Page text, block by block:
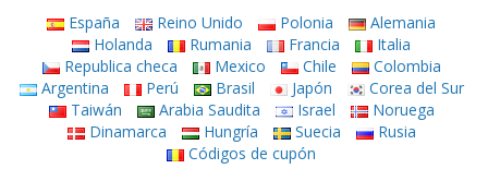
España Reino Unido Polonia
Alemania
Holanda
Rumania Francia
Italia
Republica checa
Mexico Chile
Colombia
Argentina
Perú Brasil Japón
Corea del Sur
Taiwán
Arabia Saudita Israel
Noruega
Dinamarca
Hungría Suecia
Rusia
Códigos de cupón